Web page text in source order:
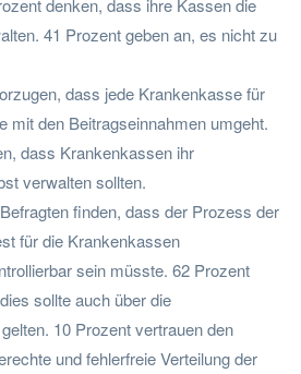
denken, dass ihre Kassen die
41 Prozent geben an, es nicht zu
dass jede Krankenkasse für
mit den Beitragseinnahmen umgeht.
dass Krankenkassen ihr
verwalten sollten.
finden, dass der Prozess der
für die Krankenkassen
sein müsste. 62 Prozent
sollte auch über die
10 Prozent vertrauen den
und fehlerfreie Verteilung der